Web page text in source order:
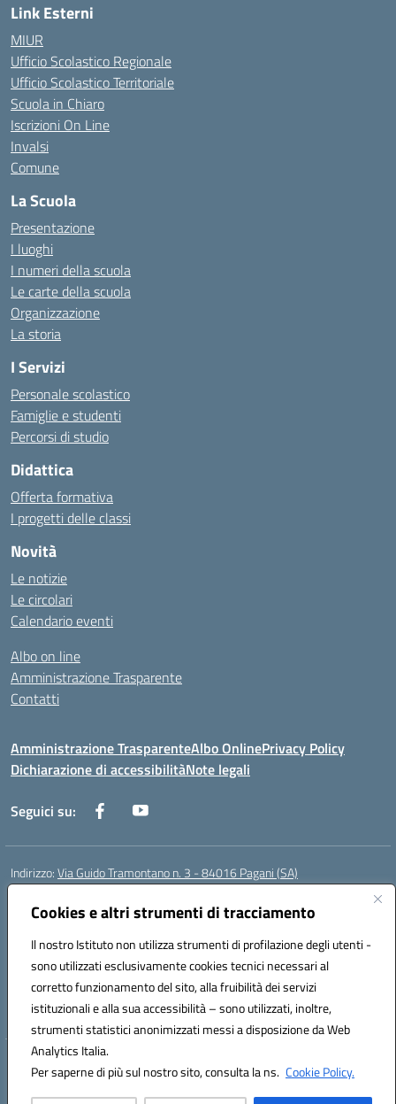
Cookies e altri strumenti di tracciamento
Il nostro Istituto non utilizza strumenti di profilazione degli utenti -
sono utilizzati esclusivamente cookies tecnici necessari al
corretto funzionamento del sito, alla fruibilità dei servizi
istituzionali e alla sua accessibilità – sono utilizzati, inoltre,
strumenti statistici anonimizzati messi a disposizione da Web
Analytics Italia.
Per saperne di più sul nostro sito, consulta la ns. Cookie Policy.
Link Esterni
MIUR
Ufficio Scolastico Regionale
Ufficio Scolastico Territoriale
Scuola in Chiaro
Iscrizioni On Line
Invalsi
Comune
La Scuola
Presentazione
I luoghi
I numeri della scuola
Le carte della scuola
Organizzazione
La storia
I Servizi
Personale scolastico
Famiglie e studenti
Percorsi di studio
Didattica
Offerta formativa
I progetti delle classi
Novità
Le notizie
Le circolari
Calendario eventi
Albo on line
Amministrazione Trasparente
Contatti
Amministrazione TrasparenteAlbo OnlinePrivacy Policy
Dichiarazione di accessibilitàNote legali
Seguici su:
Indirizzo:Via Guido Tramontano n. 3 - 84016 Pagani (SA)
Centralino:
Posta elettronica certificata (PEC):saps08000t@pec.istruzione.it
Codice fiscale: 80022400651
Codice meccanografico:SAPS08000T
Codice Indice delle Pubbliche Amministrazioni (IPA): istsc_saps08000t
Codice unico di fatturazione (CUF): UFC29W
Hosting & Powered by 3D Solution S.r.l.
Concept & Design by Designers Italia